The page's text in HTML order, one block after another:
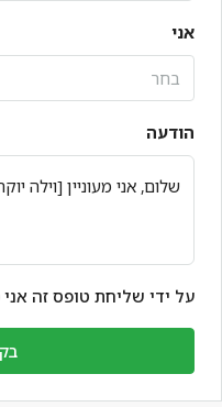
אני
בחר
הודעה
על ידי שליחת טופס זה